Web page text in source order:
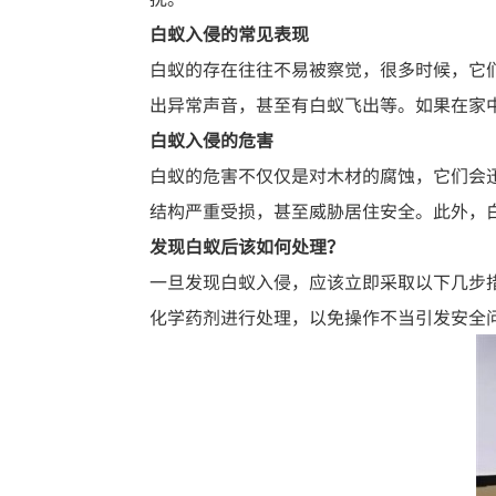
白蚁入侵的常见表现
白蚁的存在往往不易被察觉，很多时候，
出异常声音，甚至有白蚁飞出等。如果在
白蚁入侵的危害
白蚁的危害不仅仅是对木材的腐蚀，它们
结构严重受损，甚至威胁居住安全。此外
发现白蚁后该如何处理？
一旦发现白蚁入侵，应该立即采取以下几
化学药剂进行处理，以免操作不当引发安